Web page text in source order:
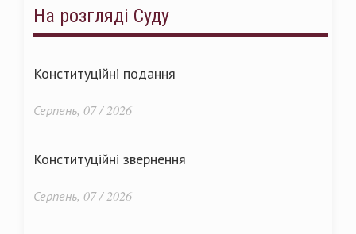
На розгляді Суду
Конституційні подання
Серпень, 07 / 2026
Конституційні звернення
Серпень, 07 / 2026